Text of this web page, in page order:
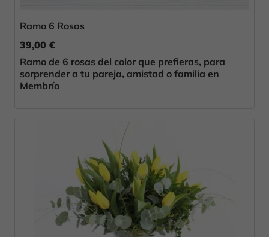
Ramo 6 Rosas
39,00 €
Ramo de 6 rosas del color que prefieras, para
sorprender a tu pareja, amistad o familia en
Membrío